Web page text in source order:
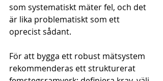
som systematiskt mäter fel, och det
är lika problematiskt som ett
oprecist sådant.
För att bygga ett robust mätsystem
rekommenderas ett strukturerat